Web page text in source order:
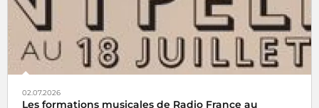
02.07.2026
Les formations musicales de Radio France au